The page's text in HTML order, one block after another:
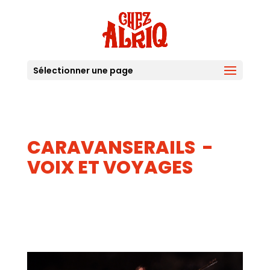
Sélectionner une page
CARAVANSERAILS -
VOIX ET VOYAGES